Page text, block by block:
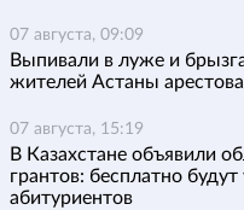
07 августа, 09:09
Выпивали в луже и
жителей Астаны
07 августа, 15:19
В Казахстане объявили
грантов: бесплатно
абитуриентов